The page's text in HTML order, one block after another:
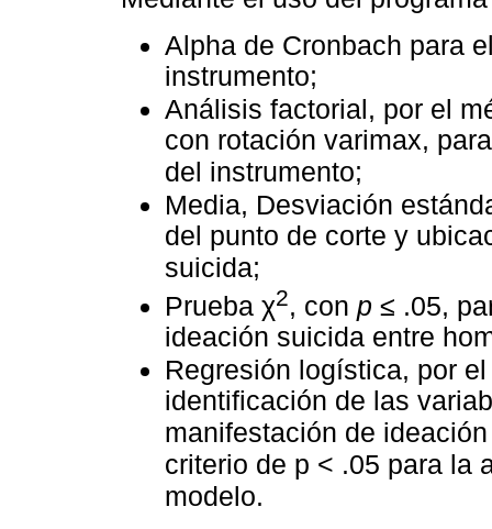
Alpha de Cronbach para
instrumento;
Análisis factorial, por el
con rotación varimax,
del instrumento;
Media, Desviación
del punto de corte y
suicida;
Prueba χ2, con p ≤ .05,
ideación suicida entre
Regresión logística, por
identificación de las
manifestación de
criterio de p < .05 para la
modelo.